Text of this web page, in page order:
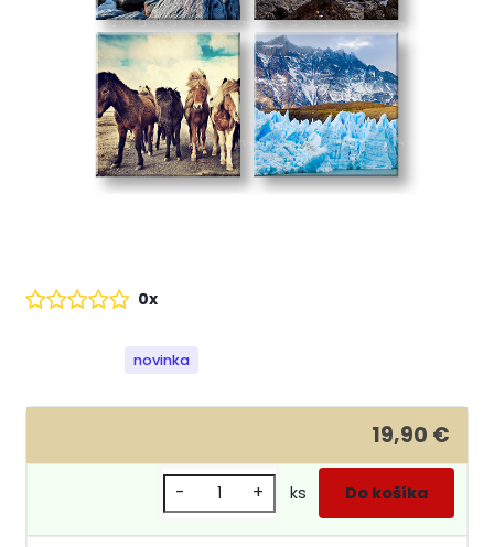
novinka
0x
19,90 €
- + ks